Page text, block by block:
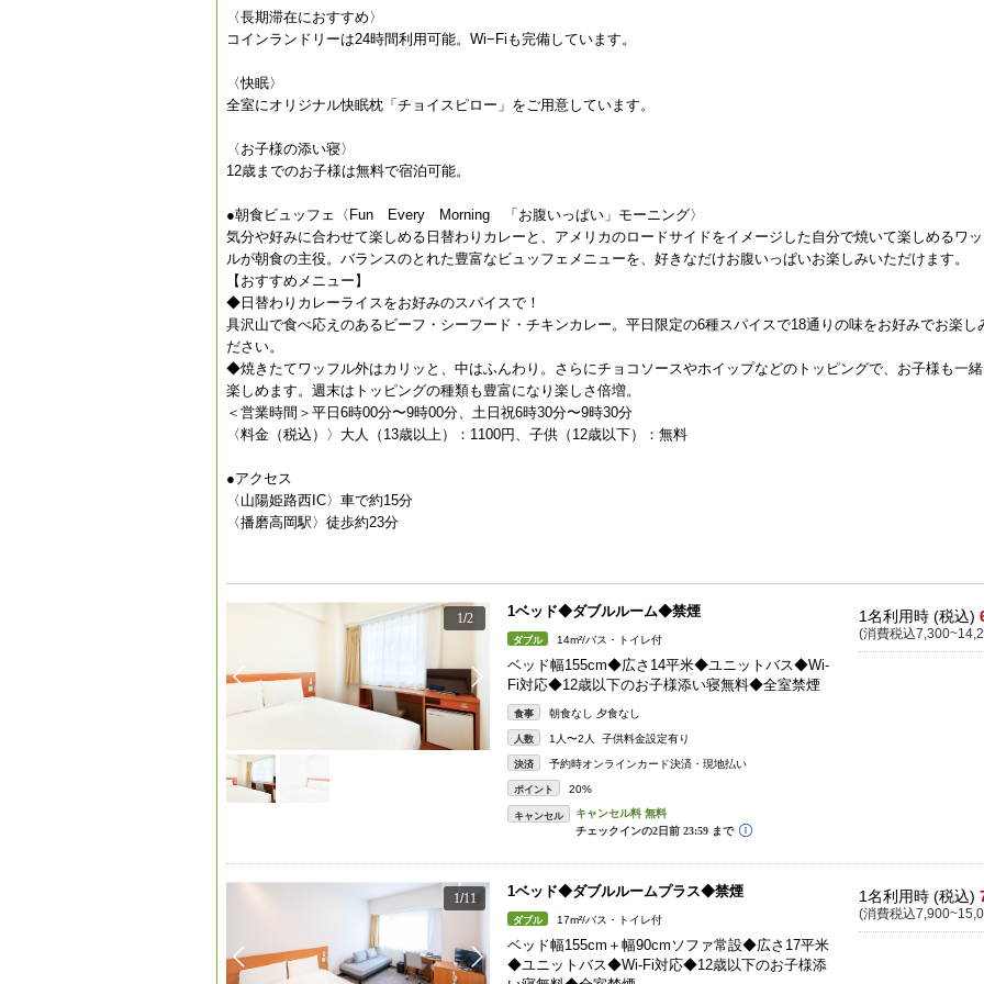
〈長期滞在におすすめ〉
コインランドリーは24時間利用可能。Wi−Fiも完備しています。
〈快眠〉
全室にオリジナル快眠枕「チョイスピロー」をご用意しています。
〈お子様の添い寝〉
12歳までのお子様は無料で宿泊可能。
●朝食ビュッフェ〈Fun Every Morning 「お腹いっぱい」モーニング〉
気分や好みに合わせて楽しめる日替わりカレーと、アメリカのロードサイドをイメージした自分で焼いて楽しめるワ
ルが朝食の主役。バランスのとれた豊富なビュッフェメニューを、好きなだけお腹いっぱいお楽しみいただけます。
【おすすめメニュー】
◆日替わりカレーライスをお好みのスパイスで！
具沢山で食べ応えのあるビーフ・シーフード・チキンカレー。平日限定の6種スパイスで18通りの味をお好みでお楽し
ださい。
◆焼きたてワッフル外はカリッと、中はふんわり。さらにチョコソースやホイップなどのトッピングで、お子様も一
楽しめます。週末はトッピングの種類も豊富になり楽しさ倍増。
＜営業時間＞平日6時00分〜9時00分、土日祝6時30分〜9時30分
〈料金（税込）〉大人（13歳以上）：1100円、子供（12歳以下）：無料
●アクセス
〈山陽姫路西IC〉車で約15分
〈播磨高岡駅〉徒歩約23分
1/2 1ベッド◆ダブルルーム◆禁煙
ダブル 14m²/バス・トイレ付
ベッド幅155cm◆広さ14平米◆ユニットバス◆Wi-
Fi対応◆12歳以下のお子様添い寝無料◆全室禁煙
食事 朝食なし 夕食なし
人数 1人〜2人 子供料金設定有り
決済 予約時オンラインカード決済・現地払い
ポイント 20%
キャンセル
1名利用時 (税込)
(消費税込
1/11 1ベッド◆ダブルルームプラス◆禁煙
ダブル 17m²/バス・トイレ付
ベッド幅155cm＋幅90cmソファ常設◆広さ17平米
◆ユニットバス◆Wi-Fi対応◆12歳以下のお子様添
1名利用時 (税込)
(消費税込